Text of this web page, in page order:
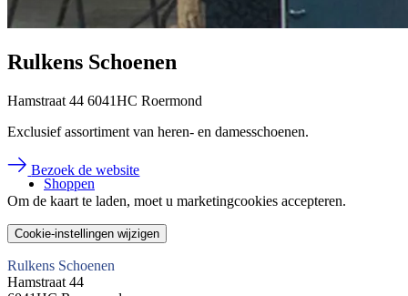
Shoppen
Rulkens Schoenen
Hamstraat 44 6041HC Roermond
Exclusief assortiment van heren- en damesschoenen.
Bezoek de website
Om de kaart te laden, moet u marketingcookies accepteren.
Cookie-instellingen wijzigen
Rulkens Schoenen
Hamstraat 44